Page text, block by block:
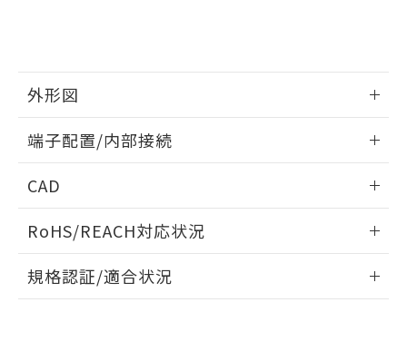
外形図
外形図
端子配置/内部接続
端子配置/内部接続
CAD
ドすることができます。
ログイン/会員登録
RoHS/REACH対応状況
EU RoHS 注意事項・凡例
規格認証/適合状況
また、RoHS指令のフタル酸エステル類４
物質の対応では、対応完了までの期間は出
欄に対応日を記載しておりました。
既に当社にて対応品への在庫切替を完了
していることから、特段のことがない限
す。